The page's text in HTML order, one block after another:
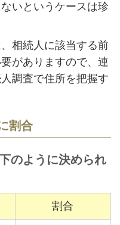
いというケースは珍
相続人に該当する前
がありますので、連
調査で住所を把握す
割合
のように決められ
割合